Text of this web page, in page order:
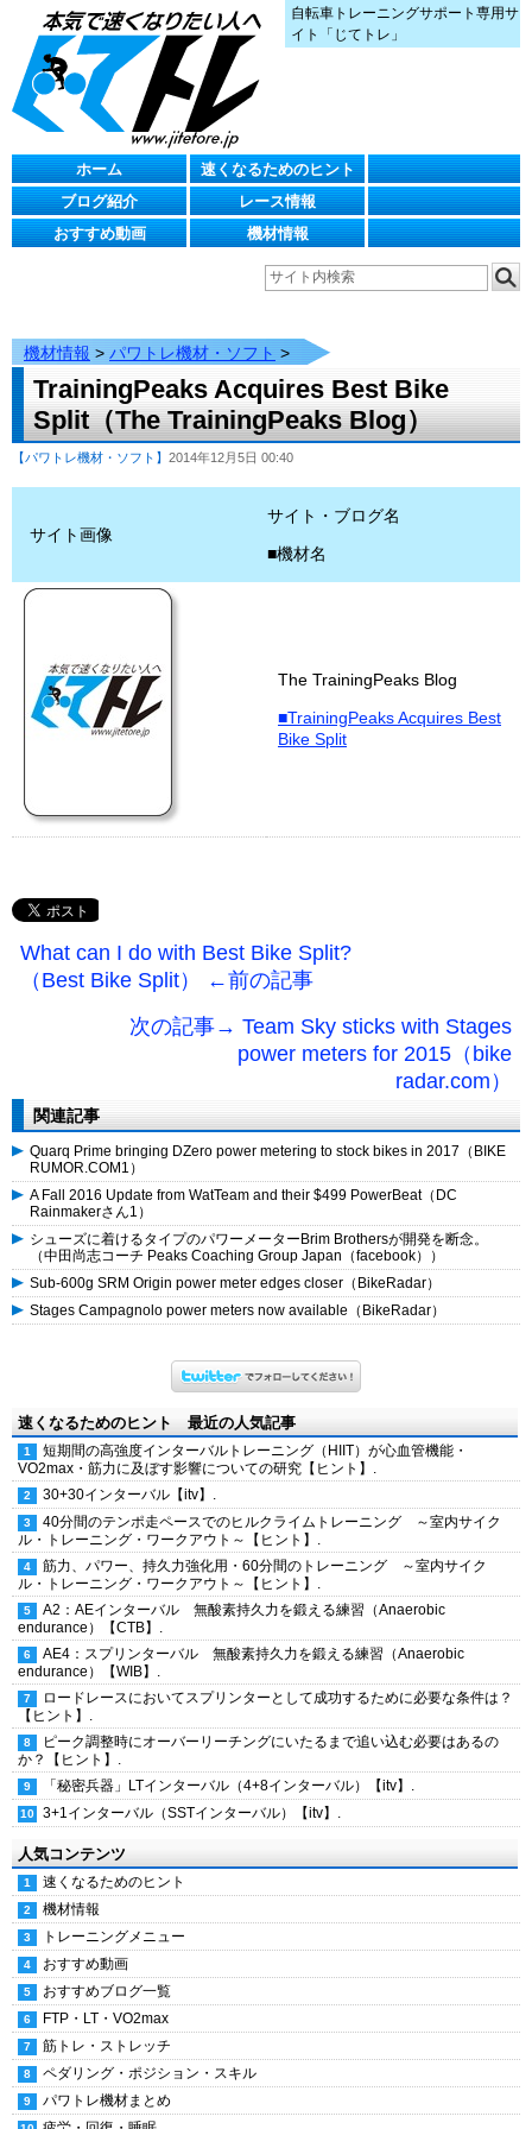
自転車トレーニングサポート専用サ
イト「じてトレ」
ホーム
速くなるためのヒント
ブログ紹介
レース情報
おすすめ動画
機材情報
機材情報 > パワトレ機材・ソフト >
TrainingPeaks Acquires Best Bike
Split（The TrainingPeaks Blog）
【パワトレ機材・ソフト】 2014年12月5日 00:40
サイト画像
サイト・ブログ名
■機材名
The TrainingPeaks Blog
■TrainingPeaks Acquires Best
Bike Split
What can I do with Best Bike Split?
（Best Bike Split） ←前の記事
次の記事→ Team Sky sticks with Stages
power meters for 2015（bike
radar.com）
関連記事
Quarq Prime bringing DZero power metering to stock bikes in 2017（BIKE
RUMOR.COM1）
A Fall 2016 Update from WatTeam and their $499 PowerBeat（DC
Rainmakerさん1）
シューズに着けるタイプのパワーメーターBrim Brothersが開発を断念。
（中田尚志コーチ Peaks Coaching Group Japan（facebook））
Sub-600g SRM Origin power meter edges closer（BikeRadar）
Stages Campagnolo power meters now available（BikeRadar）
速くなるためのヒント 最近の人気記事
短期間の高強度インターバルトレーニング（HIIT）が心血管機能・
VO2max・筋力に及ぼす影響についての研究【ヒント】.
30+30インターバル【itv】.
40分間のテンポ走ペースでのヒルクライムトレーニング ～室内サイク
ル・トレーニング・ワークアウト～【ヒント】.
筋力、パワー、持久力強化用・60分間のトレーニング ～室内サイク
ル・トレーニング・ワークアウト～【ヒント】.
A2：AEインターバル 無酸素持久力を鍛える練習（Anaerobic
endurance）【CTB】.
AE4：スプリンターバル 無酸素持久力を鍛える練習（Anaerobic
endurance）【WIB】.
ロードレースにおいてスプリンターとして成功するために必要な条件は？
【ヒント】.
ピーク調整時にオーバーリーチングにいたるまで追い込む必要はあるの
か？【ヒント】.
「秘密兵器」LTインターバル（4+8インターバル）【itv】.
3+1インターバル（SSTインターバル）【itv】.
人気コンテンツ
速くなるためのヒント
機材情報
トレーニングメニュー
おすすめ動画
おすすめブログ一覧
FTP・LT・VO2max
筋トレ・ストレッチ
ペダリング・ポジション・スキル
パワトレ機材まとめ